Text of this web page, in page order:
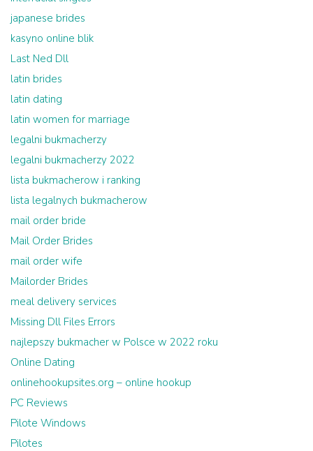
japanese brides
kasyno online blik
Last Ned Dll
latin brides
latin dating
latin women for marriage
legalni bukmacherzy
legalni bukmacherzy 2022
lista bukmacherow i ranking
lista legalnych bukmacherow
mail order bride
Mail Order Brides
mail order wife
Mailorder Brides
meal delivery services
Missing Dll Files Errors
najlepszy bukmacher w Polsce w 2022 roku
Online Dating
onlinehookupsites.org – online hookup
PC Reviews
Pilote Windows
Pilotes